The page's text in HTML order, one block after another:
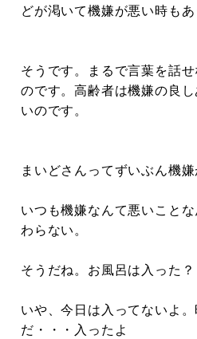
どが渇いて機嫌が悪い時もあ
そうです。まるで言葉を話
のです。高齢者は機嫌の良
いのです。
まいどさんってずいぶん機嫌
いつも機嫌なんて悪いこと
わらない。
そうだね。お風呂は入った？
いや、今日は入ってないよ
だ・・・入ったよ